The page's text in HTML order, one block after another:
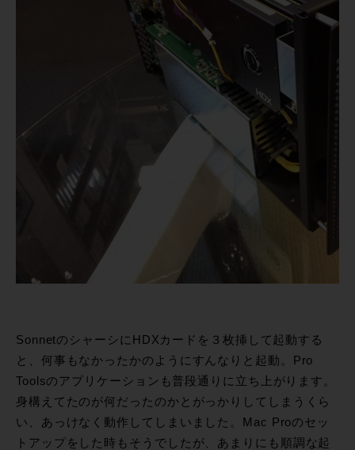
SonnetのシャーシにHDXカードを３枚挿して起動する
と、何事もなかったかのようにすんなりと起動。Pro
Toolsのアプリケーションも普段通りに立ち上がります。
身構えてたのが何だったのかとがっかりしてしまうくら
い、あっけなく動作してしまいました。Mac Proのセッ
トアップをした時もそうでしたが、あまりにも順調な起